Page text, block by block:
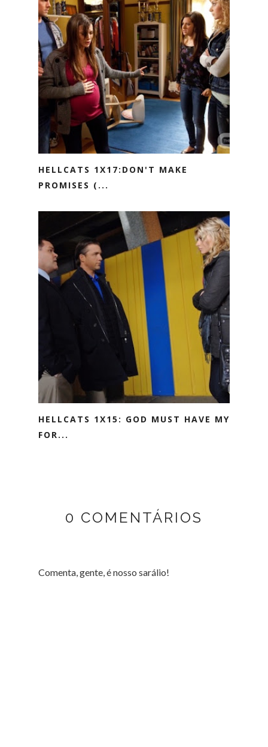
HELLCATS 1X17:DON'T MAKE
PROMISES (...
HELLCATS 1X15: GOD MUST HAVE MY
FOR...
0 COMENTÁRIOS
Comenta, gente, é nosso sarálio!